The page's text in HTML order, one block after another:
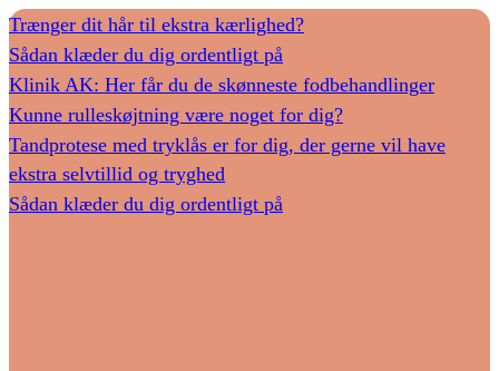
Trænger dit hår til ekstra kærlighed?
Sådan klæder du dig ordentligt på
Klinik AK: Her får du de skønneste fodbehandlinger
Kunne rulleskøjtning være noget for dig?
Tandprotese med tryklås er for dig, der gerne vil have
ekstra selvtillid og tryghed
Sådan klæder du dig ordentligt på